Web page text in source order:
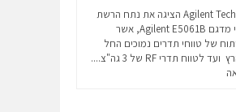
Agilent Technologies הציגה את נתח הרשת
הקומפקטי מדגם Agilent E5061B, אשר
של טווחי תדרים נמוכים החל